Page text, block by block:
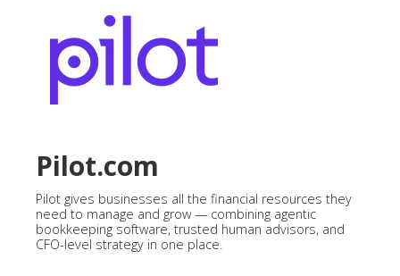
Pilot.com
Pilot gives businesses all the financial resources they
need to manage and grow — combining agentic
bookkeeping software, trusted human advisors, and
CFO-level strategy in one place.